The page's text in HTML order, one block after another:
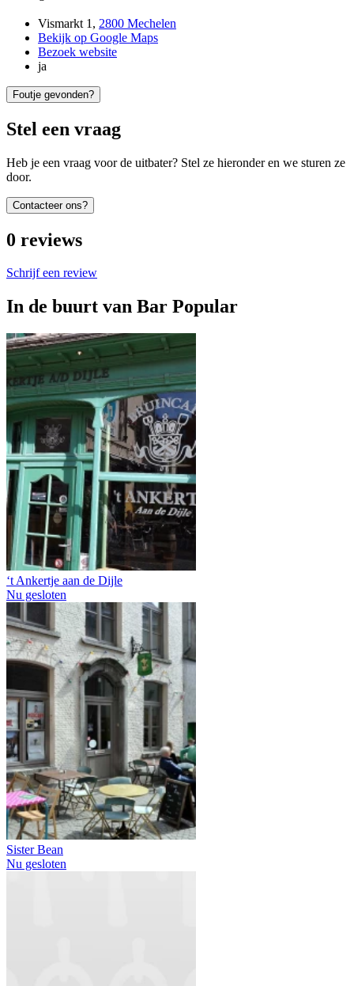
Vismarkt 1 , 2800 Mechelen
Bekijk op Google Maps
Bezoek website
ja
Foutje gevonden?
Stel een vraag
Heb je een vraag voor de uitbater? Stel ze hieronder en we sturen ze
door.
Contacteer ons?
0 reviews
Schrijf een review
In de buurt van Bar Popular
‘t Ankertje aan de Dijle
Nu gesloten
Sister Bean
Nu gesloten